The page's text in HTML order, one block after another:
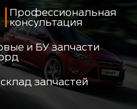
Профессиональная
консультация
и БУ запчасти
запчастей